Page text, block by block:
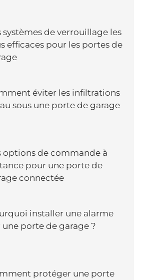
systèmes de verrouillage les
efficaces pour les portes de
éviter les infiltrations
sous une porte de garage
options de commande à
pour une porte de
connectée
installer une alarme
une porte de garage ?
protéger une porte